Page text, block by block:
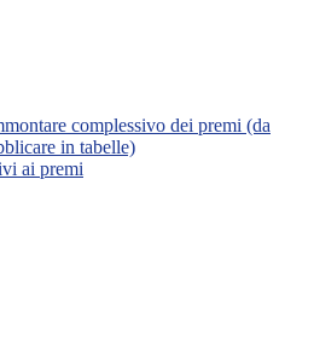
complessivo dei premi (da
in tabelle)
ai premi